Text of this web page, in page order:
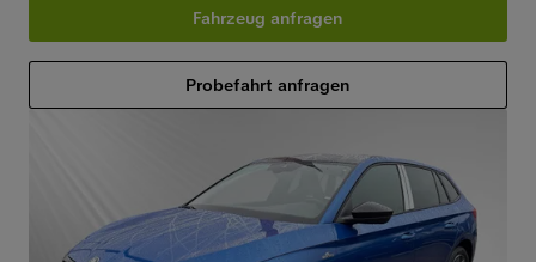
Fahrzeug anfragen
Probefahrt anfragen